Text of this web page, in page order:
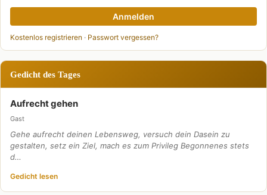
Anmelden
Kostenlos registrieren · Passwort vergessen?
Gedicht des Tages
Aufrecht gehen
Gast
Gehe aufrecht deinen Lebensweg, versuch dein Dasein zu
gestalten, setz ein Ziel, mach es zum Privileg Begonnenes stets
d…
Gedicht lesen